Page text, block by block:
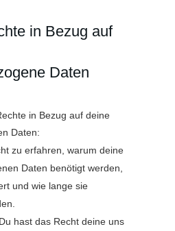
in Bezug auf
Daten
in Bezug auf deine
Daten:
zu erfahren, warum deine
Daten benötigt werden,
und wie lange sie
hast das Recht deine uns